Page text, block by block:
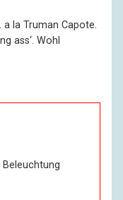
la Truman Capote.
ass‘. Wohl